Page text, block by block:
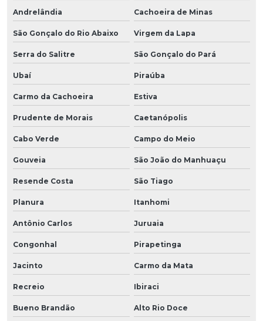
Andrelândia Cachoeira de Minas
São Gonçalo do Rio Abaixo Virgem da Lapa
Serra do Salitre São Gonçalo do Pará
Ubaí Piraúba
Carmo da Cachoeira Estiva
Prudente de Morais Caetanópolis
Cabo Verde Campo do Meio
Gouveia São João do Manhuaçu
Resende Costa São Tiago
Planura Itanhomi
Antônio Carlos Juruaia
Congonhal Pirapetinga
Jacinto Carmo da Mata
Recreio Ibiraci
Bueno Brandão Alto Rio Doce